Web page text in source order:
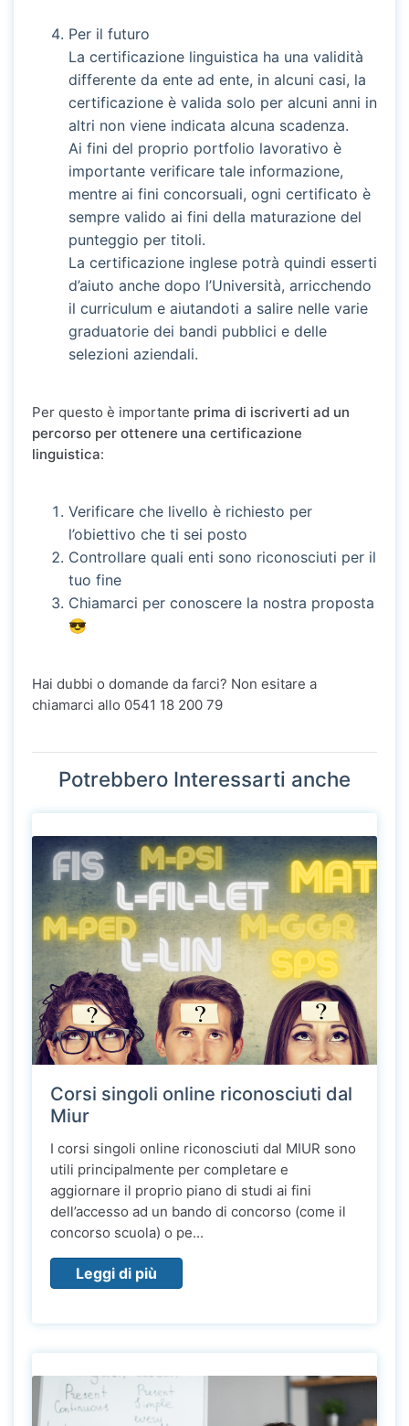
Per il futuro
La certificazione linguistica ha una validità
differente da ente ad ente, in alcuni casi, la
certificazione è valida solo per alcuni anni in
altri non viene indicata alcuna scadenza.
Ai fini del proprio portfolio lavorativo è
importante verificare tale informazione,
mentre ai fini concorsuali, ogni certificato è
sempre valido ai fini della maturazione del
punteggio per titoli.
La certificazione inglese potrà quindi esserti
d’aiuto anche dopo l’Università, arricchendo
il curriculum e aiutandoti a salire nelle varie
graduatorie dei bandi pubblici e delle
selezioni aziendali.
Per questo è importante prima di iscriverti ad un
percorso per ottenere una certificazione
linguistica:
Verificare che livello è richiesto per
l’obiettivo che ti sei posto
Controllare quali enti sono riconosciuti per il
tuo fine
Chiamarci per conoscere la nostra proposta
😎
Hai dubbi o domande da farci? Non esitare a
chiamarci allo 0541 18 200 79
Potrebbero Interessarti anche
Corsi singoli online riconosciuti dal
Miur
I corsi singoli online riconosciuti dal MIUR sono
utili principalmente per completare e
aggiornare il proprio piano di studi ai fini
dell’accesso ad un bando di concorso (come il
concorso scuola) o pe...
Leggi di più